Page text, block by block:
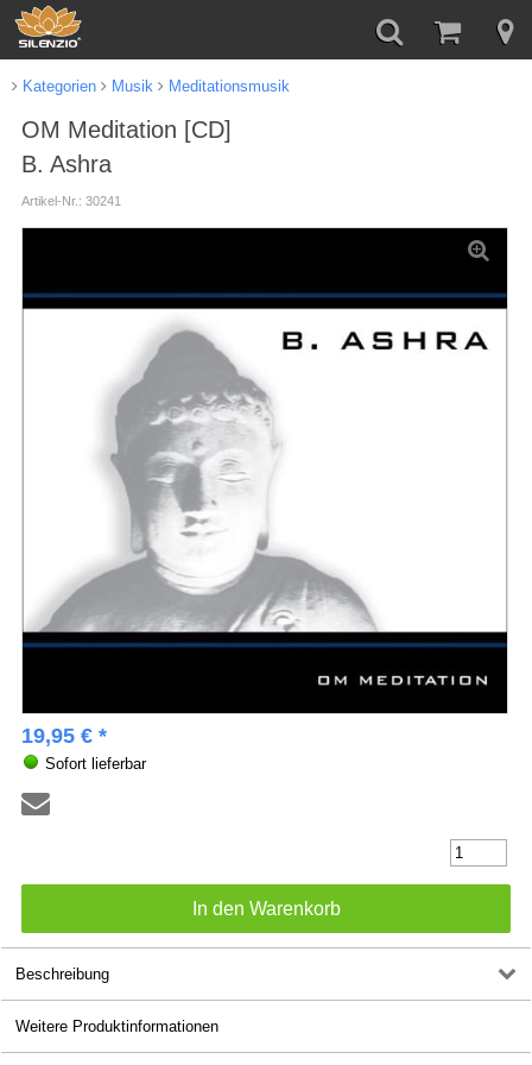
Kategorien Musik Meditationsmusik
OM Meditation [CD]
B. Ashra
Artikel-Nr.: 30241
19,95 € *
Sofort lieferbar
Beschreibung
Weitere Produktinformationen